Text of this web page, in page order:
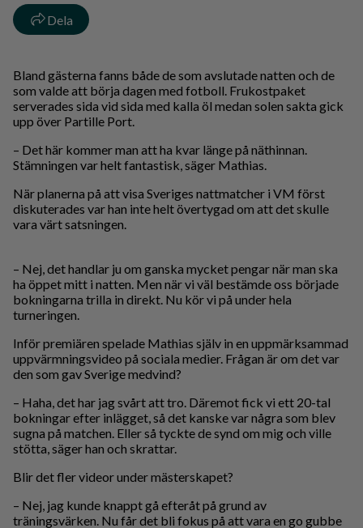
Dela
Bland gästerna fanns både de som avslutade natten och de
som valde att börja dagen med fotboll. Frukostpaket
serverades sida vid sida med kalla öl medan solen sakta gick
upp över Partille Port.
– Det här kommer man att ha kvar länge på näthinnan.
Stämningen var helt fantastisk, säger Mathias.
När planerna på att visa Sveriges nattmatcher i VM först
diskuterades var han inte helt övertygad om att det skulle
vara värt satsningen.
– Nej, det handlar ju om ganska mycket pengar när man ska
ha öppet mitt i natten. Men när vi väl bestämde oss började
bokningarna trilla in direkt. Nu kör vi på under hela
turneringen.
Inför premiären spelade Mathias själv in en uppmärksammad
uppvärmningsvideo på sociala medier. Frågan är om det var
den som gav Sverige medvind?
– Haha, det har jag svårt att tro. Däremot fick vi ett 20-tal
bokningar efter inlägget, så det kanske var några som blev
sugna på matchen. Eller så tyckte de synd om mig och ville
stötta, säger han och skrattar.
Blir det fler videor under mästerskapet?
– Nej, jag kunde knappt gå efteråt på grund av
träningsvärken. Nu får det bli fokus på att vara en go gubbe